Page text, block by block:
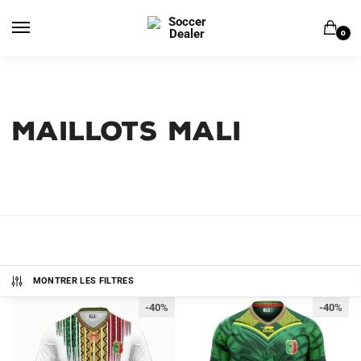
0
MAILLOTS MALI
MONTRER LES FILTRES
-40% -40%